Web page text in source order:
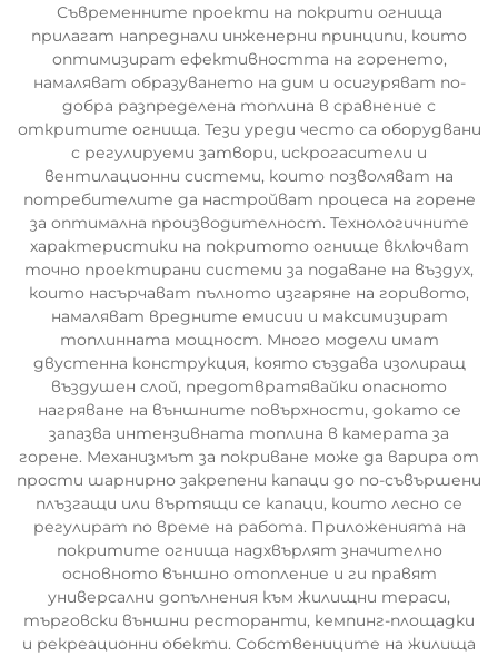
Съвременните проекти на покрити огнища
прилагат напреднали инженерни принципи, които
оптимизират ефективността на горенето,
намаляват образуването на дим и осигуряват по-
добра разпределена топлина в сравнение с
откритите огнища. Тези уреди често са оборудвани
с регулируеми затвори, искрогасители и
вентилационни системи, които позволяват на
потребителите да настройват процеса на горене
за оптимална производителност. Технологичните
характеристики на покритото огнище включват
точно проектирани системи за подаване на въздух,
които насърчават пълното изгаряне на горивото,
намаляват вредните емисии и максимизират
топлинната мощност. Много модели имат
двустенна конструкция, която създава изолиращ
въздушен слой, предотвратявайки опасното
нагряване на външните повърхности, докато се
запазва интензивната топлина в камерата за
горене. Механизмът за покриване може да варира от
прости шарнирно закрепени капаци до по-съвършени
плъзгащи или въртящи се капаци, които лесно се
регулират по време на работа. Приложенията на
покритите огнища надхвърлят значително
основното външно отопление и ги правят
универсални допълнения към жилищни тераси,
търговски външни ресторанти, кемпинг-площадки
и рекреационни обекти. Собствениците на жилища